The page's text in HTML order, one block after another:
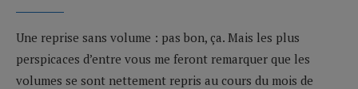
Une reprise sans volume : pas bon, ça. Mais les plus
perspicaces d’entre vous me feront remarquer que les
volumes se sont nettement repris au cours du mois de